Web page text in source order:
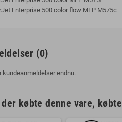
Enterprise 500 color flow MFP M575c
(0)
kundeanmeldelser endnu.
der købte denne vare,